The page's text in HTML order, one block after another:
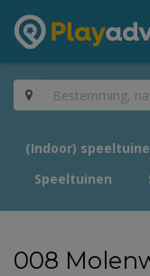
(Indoor)
Speeltuinen
008